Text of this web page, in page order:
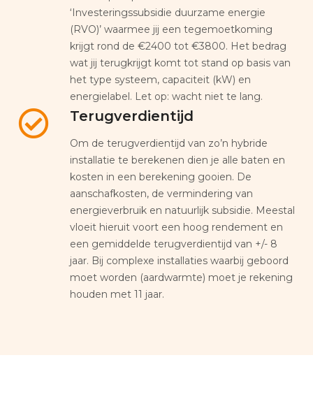
‘Investeringssubsidie duurzame energie
(RVO)’ waarmee jij een tegemoetkoming
krijgt rond de €2400 tot €3800. Het bedrag
wat jij terugkrijgt komt tot stand op basis van
het type systeem, capaciteit (kW) en
energielabel. Let op: wacht niet te lang.
Terugverdientijd
Om de terugverdientijd van zo’n hybride
installatie te berekenen dien je alle baten en
kosten in een berekening gooien. De
aanschafkosten, de vermindering van
energieverbruik en natuurlijk subsidie. Meestal
vloeit hieruit voort een hoog rendement en
een gemiddelde terugverdientijd van +/- 8
jaar. Bij complexe installaties waarbij geboord
moet worden (aardwarmte) moet je rekening
houden met 11 jaar.